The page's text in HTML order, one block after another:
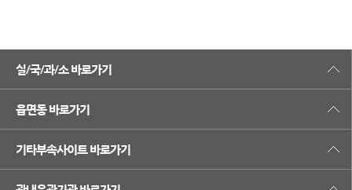
실/국/과/소 바로가기
읍면동 바로가기
기타부속사이트 바로가기